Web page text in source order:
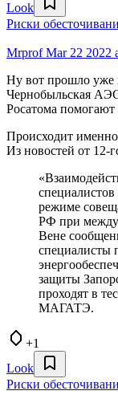
Look
Риски
MrprofMar 22 2022
Ну вот прошло уже
Чернобыльская
Росатома
Происходит
Из новостей от 12-
режиме
РФ при
Вене
специалисты
защиты
проходят в
МАГАТЭ.
+1
Look
Риски